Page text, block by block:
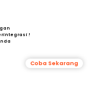
!
Coba Sekarang